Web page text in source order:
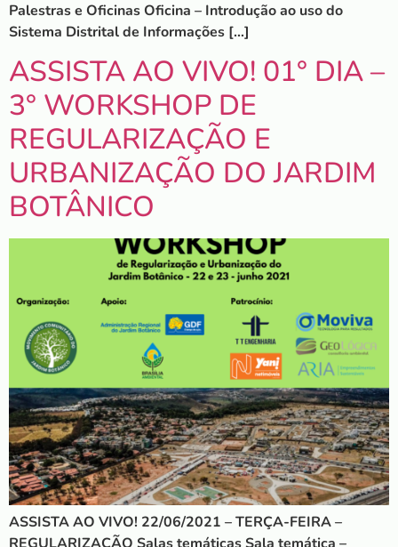
Palestras e Oficinas Oficina – Introdução ao uso do
Sistema Distrital de Informações […]
ASSISTA AO VIVO! 01° DIA –
3° WORKSHOP DE
REGULARIZAÇÃO E
URBANIZAÇÃO DO JARDIM
BOTÂNICO
ASSISTA AO VIVO! 22/06/2021 – TERÇA-FEIRA –